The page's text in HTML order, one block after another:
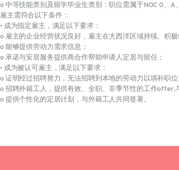
o 中等技能类别及留学毕业生类别：职位需属于NOC 0、A
雇主需符合以下条件：
• 成为指定雇主，满足以下要求：
o 雇主的企业经营状况良好，雇主在大西洋区域持续、积
o 能够提供劳动力需求信息；
o 承诺与安居服务提供商合作帮助申请人定居与留任；
• 成为被认可雇主，满足以下要求：
o 证明经过招聘努力，无法招聘到本地的劳动力以填补职位
o 招聘外籍工人，提供有效、全职、非季节性的工作offer,
o 提供个性化的定居计划，与外籍工人共同签署。